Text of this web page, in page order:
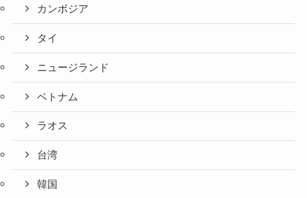
カンボジア
タイ
ニュージランド
ベトナム
ラオス
台湾
韓国